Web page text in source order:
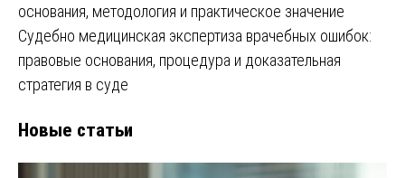
основания, методология и практическое значение
Судебно медицинская экспертиза врачебных ошибок:
правовые основания, процедура и доказательная
стратегия в суде
Новые статьи